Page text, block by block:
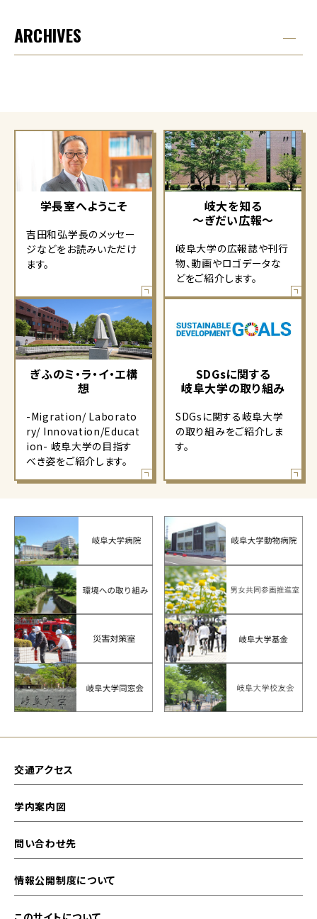
ARCHIVES
学長室へようこそ
吉田和弘学長のメッセー
ジなどをお読みいただけ
ます。
岐大を知る
～ぎだい広報～
岐阜大学の広報誌や刊行
物、動画やロゴデータな
どをご紹介します。
ぎふのミ・ラ・イ・エ構
想
-Migration/ Laborato
ry/ Innovation/Educat
ion- 岐阜大学の目指す
べき姿をご紹介します。
SDGsに関する
岐阜大学の取り組み
SDGsに関する岐阜大学
の取り組みをご紹介しま
す。
交通アクセス
学内案内図
問い合わせ先
情報公開制度について